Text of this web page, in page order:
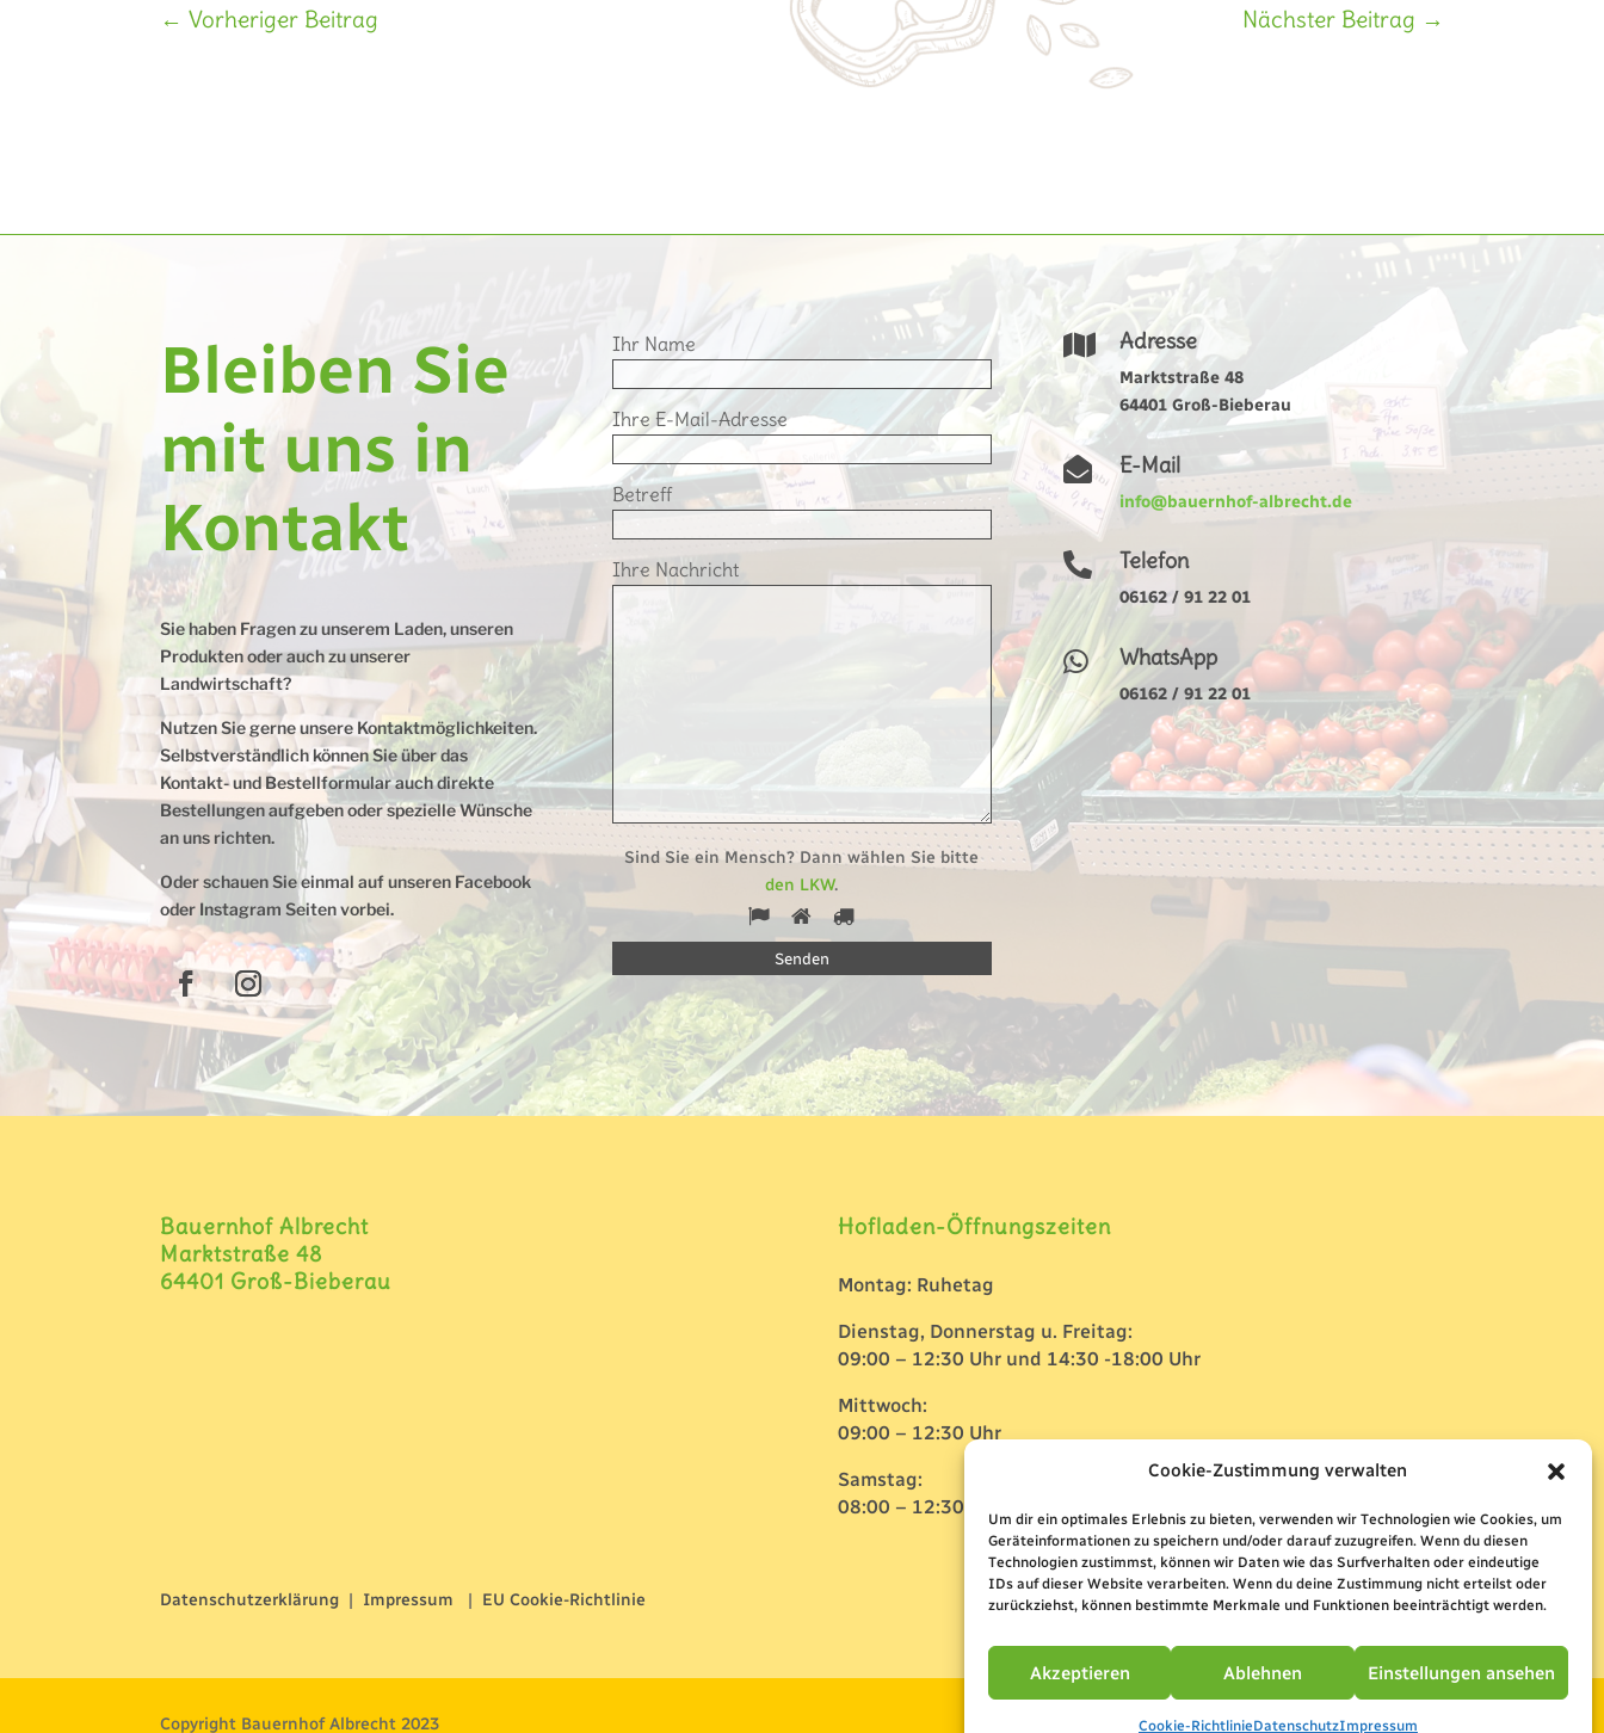
Cookie-Zustimmung verwalten
Um dir ein optimales Erlebnis zu bieten, verwenden wir Technologien wie Cookies, um
Geräteinformationen zu speichern und/oder darauf zuzugreifen. Wenn du diesen
Technologien zustimmst, können wir Daten wie das Surfverhalten oder eindeutige
IDs auf dieser Website verarbeiten. Wenn du deine Zustimmung nicht erteilst oder
zurückziehst, können bestimmte Merkmale und Funktionen beeinträchtigt werden.
Akzeptieren Ablehnen Einstellungen ansehen
Cookie-RichtlinieDatenschutzImpressum
←Vorheriger Beitrag Nächster Beitrag →
Bleiben Sie
mit uns in
Kontakt
Sie haben Fragen zu unserem Laden, unseren
Produkten oder auch zu unserer
Landwirtschaft?
Nutzen Sie gerne unsere Kontaktmöglichkeiten.
Selbstverständlich können Sie über das
Kontakt- und Bestellformular auch direkte
Bestellungen aufgeben oder spezielle Wünsche
an uns richten.
Oder schauen Sie einmal auf unseren Facebook
oder Instagram Seiten vorbei.
Ihr Name
Ihre E-Mail-Adresse
Betreff
Ihre Nachricht
Sind Sie ein Mensch? Dann wählen Sie bitte
den LKW.
Sind
Sie
Mensch?
Dann
wählen
Sie
bitte
 Adresse
Marktstraße 48
64401 Groß-Bieberau
 E-Mail
info@bauernhof-albrecht.de
 Telefon
06162 / 91 22 01
 WhatsApp
06162 / 91 22 01
Bauernhof Albrecht
Marktstraße 48
64401 Groß-Bieberau
Hofladen-Öffnungszeiten
Montag: Ruhetag
Dienstag, Donnerstag u. Freitag:
09:00 – 12:30 Uhr und 14:30 -18:00 Uhr
Mittwoch:
09:00 – 12:30 Uhr
Samstag:
08:00 – 12:30 Uhr
Datenschutzerklärung | Impressum | EU Cookie-Richtlinie
Copyright Bauernhof Albrecht 2023